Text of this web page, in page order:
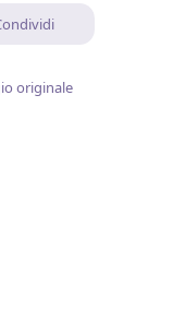
originale